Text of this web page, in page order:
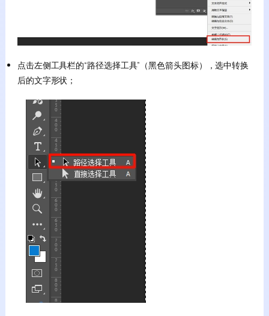
点击左侧工具栏的“路径选择工具”（黑色箭头图标），选中转换
后的文字形状；